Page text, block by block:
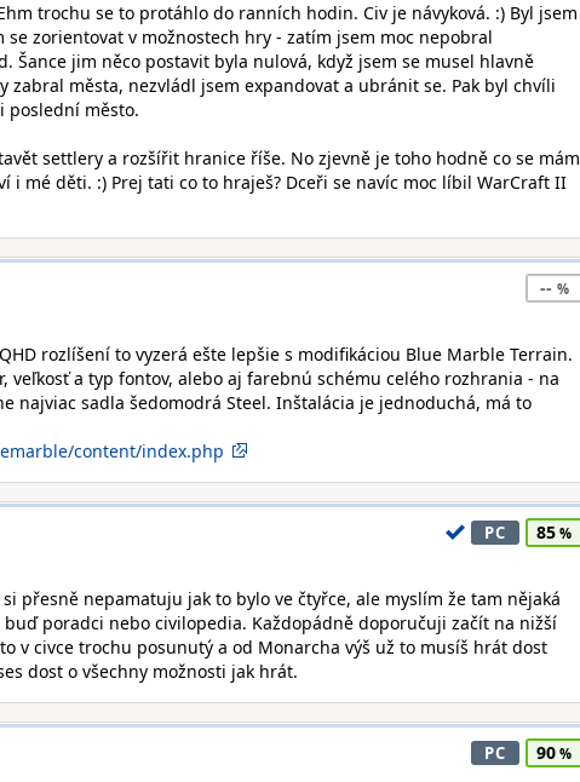
trochu se to protáhlo do ranních hodin. Civ je návyková. :) Byl jsem
zorientovat v možnostech hry - zatím jsem moc nepobral
Šance jim něco postavit byla nulová, když jsem se musel hlavně
zabral města, nezvládl jsem expandovat a ubránit se. Pak byl chvíli
poslední město.
settlery a rozšířit hranice říše. No zjevně je toho hodně co se mám
i mé děti. :) Prej tati co to hraješ? Dceři se navíc moc líbil WarCraft II
--
rozlíšení to vyzerá ešte lepšie s modifikáciou Blue Marble Terrain.
veľkosť a typ fontov, alebo aj farebnú schému celého rozhrania - na
najviac sadla šedomodrá Steel. Inštalácia je jednoduchá, má to
content/index.php
PC 85
si přesně nepamatuju jak to bylo ve čtyřce, ale myslím že tam nějaká
buď poradci nebo civilopedia. Každopádně doporučuji začít na nižší
v civce trochu posunutý a od Monarcha výš už to musíš hrát dost
dost o všechny možnosti jak hrát.
PC 90